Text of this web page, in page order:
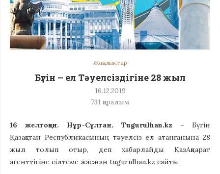
Жаңалықтар
Бүгін – ел Тәуелсіздігіне 28 жыл
16.12.2019
731 қаралым
16 желтоқан. Нұр-Сұлтан. Tugurulhan.kz – Бүгін
Қазақстан Республикасының тәуелсіз ел атанғанына 28
жыл толып отыр, деп хабарлайды ҚазАқпарат
агенттігіне сілтеме жасаған tugurulhan.kz сайты.